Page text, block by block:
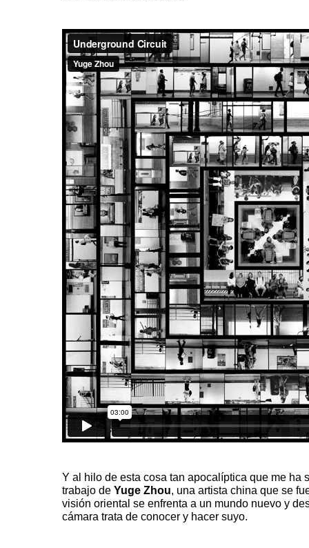
Y al hilo de esta cosa tan apocalíptica que me ha
trabajo de Yuge Zhou, una artista china que se
visión oriental se enfrenta a un mundo nuevo y
cámara trata de conocer y hacer suyo.